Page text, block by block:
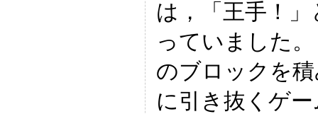
は，「王手！
っていました
のブロックを
に引き抜くゲ